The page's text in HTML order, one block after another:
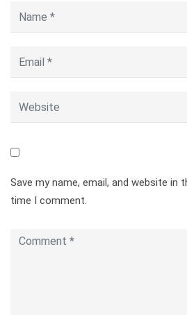
Save my name, email, and website
time I comment.